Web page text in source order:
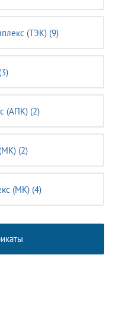
(ТЭК) (9)
(АПК) (2)
(2)
(MК) (4)